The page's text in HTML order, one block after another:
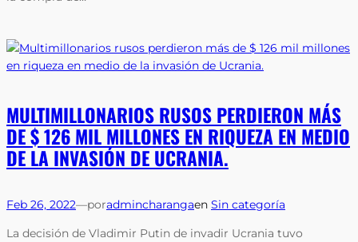
MULTIMILLONARIOS RUSOS PERDIERON MÁS
DE $ 126 MIL MILLONES EN RIQUEZA EN MEDIO
DE LA INVASIÓN DE UCRANIA.
Feb 26, 2022—poradmincharangaen Sin categoría
La decisión de Vladimir Putin de invadir Ucrania tuvo